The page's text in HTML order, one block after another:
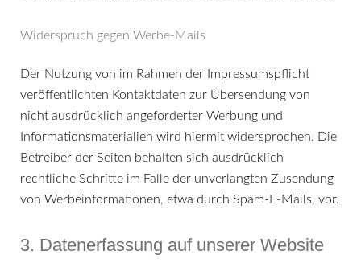
Widerspruch gegen Werbe-Mails
Der Nutzung von im Rahmen der Impressumspflicht
veröffentlichten Kontaktdaten zur Übersendung von
nicht ausdrücklich angeforderter Werbung und
Informationsmaterialien wird hiermit widersprochen. Die
Betreiber der Seiten behalten sich ausdrücklich
rechtliche Schritte im Falle der unverlangten Zusendung
von Werbeinformationen, etwa durch Spam-E-Mails, vor.
3. Datenerfassung auf unserer Website